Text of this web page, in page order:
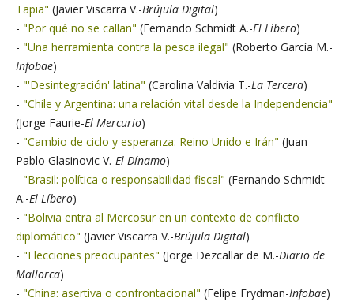
Tapia" (Javier Viscarra V.-Brújula Digital)
- "Por qué no se callan" (Fernando Schmidt A.-El Líbero)
- "Una herramienta contra la pesca ilegal" (Roberto García M.-
Infobae)
- "'Desintegración' latina" (Carolina Valdivia T.-La Tercera)
- "Chile y Argentina: una relación vital desde la Independencia"
(Jorge Faurie-El Mercurio)
- "Cambio de ciclo y esperanza: Reino Unido e Irán" (Juan
Pablo Glasinovic V.-El Dínamo)
- "Brasil: política o responsabilidad fiscal" (Fernando Schmidt
A.-El Líbero)
- "Bolivia entra al Mercosur en un contexto de conflicto
diplomático" (Javier Viscarra V.-Brújula Digital)
- "Elecciones preocupantes" (Jorge Dezcallar de M.-Diario de
Mallorca)
- "China: asertiva o confrontacional" (Felipe Frydman-Infobae)